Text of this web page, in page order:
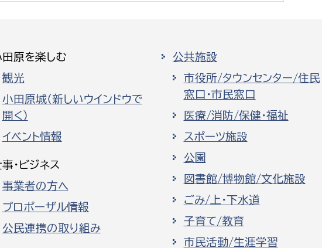
田原を楽しむ
観光
小田原城（新しいウインドウで
開く）
イベント情報
・ビジネス
事業者の方へ
プロポーザル情報
公民連携の取り組み
公共施設
市役所/タウンセンター/住民
窓口・市民窓口
医療/消防/保健・福祉
スポーツ施設
公園
図書館/博物館/文化施設
ごみ/上・下水道
子育て/教育
市民活動/生涯学習